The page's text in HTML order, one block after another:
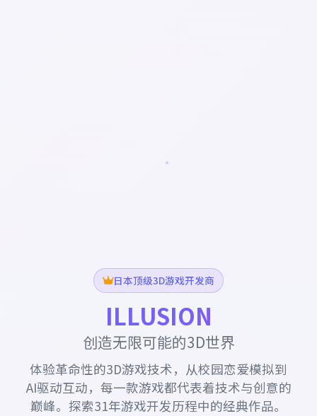
日本顶级3D游戏开发商
ILLUSION
创造无限可能的3D世界
体验革命性的3D游戏技术，从校园恋爱模拟到
AI驱动互动，每一款游戏都代表着技术与创意的
巅峰。探索31年游戏开发历程中的经典作品。